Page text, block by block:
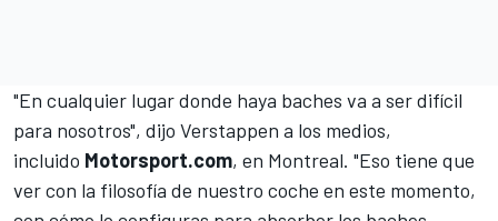
"En cualquier lugar donde haya baches va a ser difícil
para nosotros", dijo Verstappen a los medios,
incluido Motorsport.com, en Montreal. "Eso tiene que
ver con la filosofía de nuestro coche en este momento,